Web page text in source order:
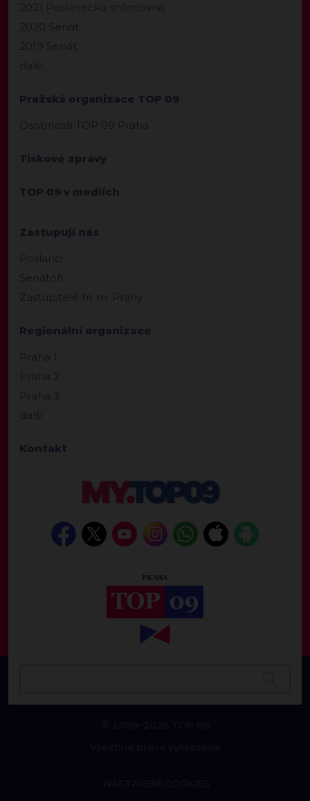
2021 Poslanecká sněmovna
2020 Senát
2019 Senát
další
Pražská organizace TOP 09
Osobnosti TOP 09 Praha
Tiskové zprávy
TOP 09 v mediích
Zastupují nás
Poslanci
Senátoři
Zastupitelé hl. m. Prahy
Regionální organizace
Praha 1
Praha 2
Praha 3
další
Kontakt